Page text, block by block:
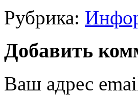
Рубрика:
Добавить
Ваш адрес